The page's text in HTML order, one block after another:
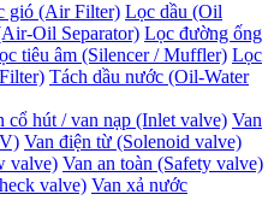
gió (Air Filter) Lọc dầu (Oil
Oil Separator) Lọc đường ống
tiêu âm (Silencer / Muffler) Lọc
Tách dầu nước (Oil-Water
cổ hút / van nạp (Inlet valve) Van
Van điện từ (Solenoid valve)
valve) Van an toàn (Safety valve)
valve) Van xả nước